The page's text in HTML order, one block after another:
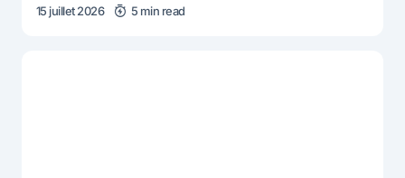
15 juillet 2026 5 min read